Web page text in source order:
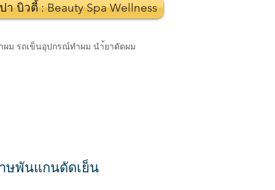
า บิวตี้ : Beauty Spa Wellness
ำผม รถเข็นอุปกรณ์ทำผม นำ้ยาดัดผม
ษพันแกนดัดเย็น